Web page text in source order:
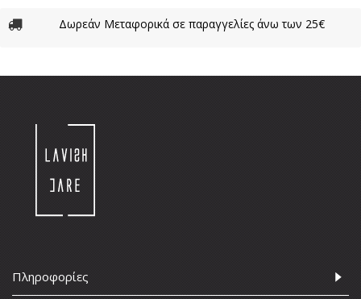
Δωρεάν Μεταφορικά σε παραγγελίες άνω των 25€
Πληροφορίες